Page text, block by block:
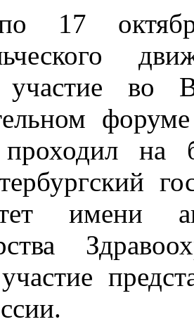
17
во
проходил
имени